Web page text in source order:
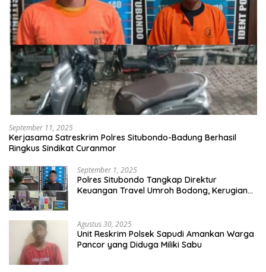
September 11, 2025
Kerjasama Satreskrim Polres Situbondo-Badung Berhasil
Ringkus Sindikat Curanmor
September 1, 2025
Polres Situbondo Tangkap Direktur
Keuangan Travel Umroh Bodong, Kerugian
Agustus 30, 2025
Unit Reskrim Polsek Sapudi Amankan Warga
Pancor yang Diduga Miliki Sabu